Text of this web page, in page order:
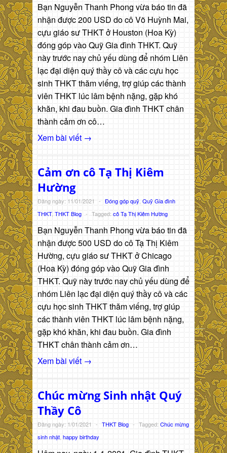
Bạn Nguyễn Thanh Phong vừa báo tin đã
nhận được 200 USD do cô Võ Huỳnh Mai,
cựu giáo sư THKT ở Houston (Hoa Kỳ)
đóng góp vào Quỹ Gia đình THKT. Quỹ
này trước nay chủ yếu dùng để nhóm Liên
lạc đại diện quý thầy cô và các cựu học
sinh THKT thăm viếng, trợ giúp các thành
viên THKT lúc lâm bệnh nặng, gặp khó
khăn, khi đau buồn. Gia đình THKT chân
thành cảm ơn cô…
Xem bài viết →
Cảm ơn cô Tạ Thị Kiêm
Hường
Đăng ngày: 11/01/2021 - Đóng góp quỹ Quỹ Gia đình
THKT, THKT Blog - Tagged: cô Tạ Thị Kiêm Hường
Bạn Nguyễn Thanh Phong vừa báo tin đã
nhận được 500 USD do cô Tạ Thị Kiêm
Hường, cựu giáo sư THKT ở Chicago
(Hoa Kỳ) đóng góp vào Quỹ Gia đình
THKT. Quỹ này trước nay chủ yếu dùng để
nhóm Liên lạc đại diện quý thầy cô và các
cựu học sinh THKT thăm viếng, trợ giúp
các thành viên THKT lúc lâm bệnh nặng,
gặp khó khăn, khi đau buồn. Gia đình
THKT chân thành cảm ơn…
Xem bài viết →
Chúc mừng Sinh nhật Quý
Thầy Cô
Đăng ngày: 1/01/2021 - THKT Blog - Tagged:Chúc mừng
sinh nhật happy birthday